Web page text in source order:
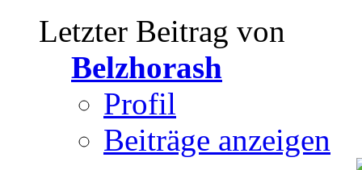
Letzter Beitrag von
Belzhorash
Profil
Beiträge anzeigen